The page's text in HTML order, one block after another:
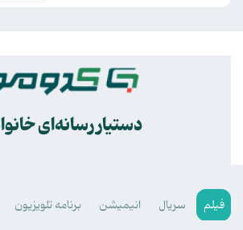
دستیار رسانه‌ای
فیلم سریال انیمیشن برنامه تلویزیون